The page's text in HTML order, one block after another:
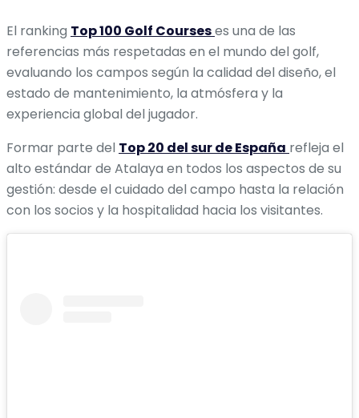
El ranking Top 100 Golf Courseses una de las
referencias más respetadas en el mundo del golf,
evaluando los campos según la calidad del diseño, el
estado de mantenimiento, la atmósfera y la
experiencia global del jugador.
Formar parte del Top 20 del sur de España refleja el
alto estándar de Atalaya en todos los aspectos de su
gestión: desde el cuidado del campo hasta la relación
con los socios y la hospitalidad hacia los visitantes.